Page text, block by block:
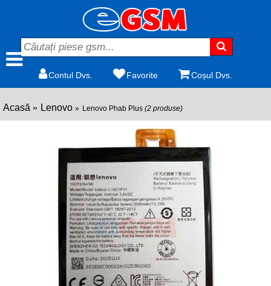
Contul Dvs. Favorite Coșul Dvs.
Acasă Lenovo Lenovo Phab Plus (2 produse)